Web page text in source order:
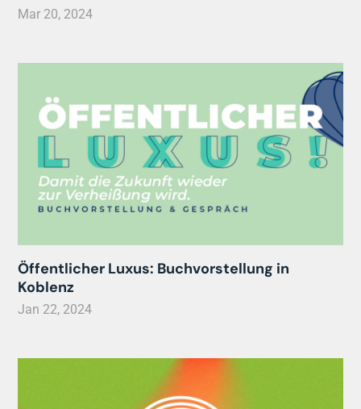
Mar 20, 2024
Öffentlicher Luxus: Buchvorstellung in
Koblenz
Jan 22, 2024